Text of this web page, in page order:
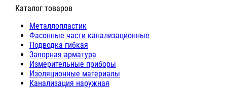
⠀Каталог товаров
Металлопластик
Фасонные части канализационные
Подводка гибкая
Запорная арматура
Измерительные приборы
Изоляционные материалы
Канализация наружная